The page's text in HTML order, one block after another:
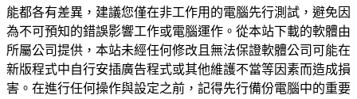
能都各有差異，建議您僅在非工作用的電腦先行測試，避免因
為不可預知的錯誤影響工作或電腦運作。從本站下載的軟體由
所屬公司提供，本站未經任何修改且無法保證軟體公司可能在
新版程式中自行安插廣告程式或其他維護不當等因素而造成損
害。在進行任何操作與設定之前，記得先行備份電腦中的重要